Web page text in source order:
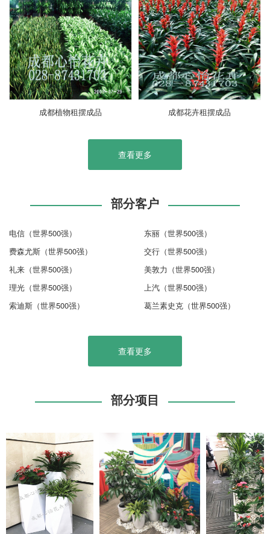
成都植物租摆成品 成都花卉租摆成品
查看更多
部分客户
电信（世界500强）
东丽（世界500强）
费森尤斯（世界500强）
交行（世界500强）
礼来（世界500强）
美敦力（世界500强）
理光（世界500强）
上汽（世界500强）
索迪斯（世界500强）
葛兰素史克（世界500强）
查看更多
部分项目